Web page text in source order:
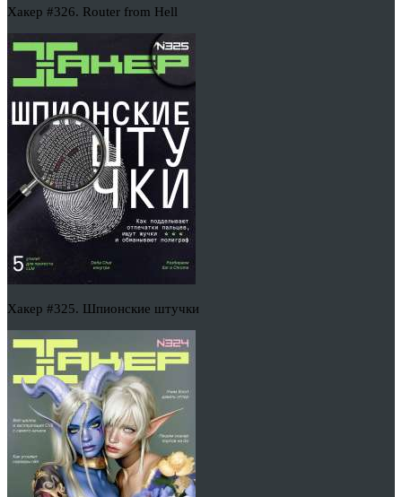
Хакер #326. Router from Hell
Хакер #325. Шпионские штучки